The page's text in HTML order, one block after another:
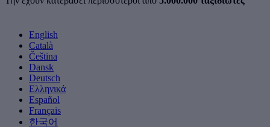
English
Català
Čeština
Dansk
Deutsch
Ελληνικά
Español
Français
한국어